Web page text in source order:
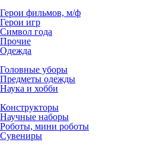
Герои фильмов, м/ф
Герои игр
Символ года
Прочие
Одежда
Головные уборы
Предметы одежды
Наука и хобби
Конструкторы
Научные наборы
Роботы, мини роботы
Сувениры